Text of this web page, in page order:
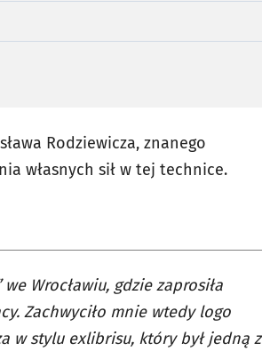
Rodziewicza, znanego
własnych sił w tej technice.
Wrocławiu, gdzie zaprosiła
Zachwyciło mnie wtedy logo
w stylu exlibrisu, który był jedną z